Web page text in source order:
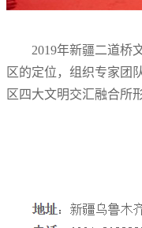
2019年新疆二道桥
区的定位，组织专家团
区四大文明交汇融合所